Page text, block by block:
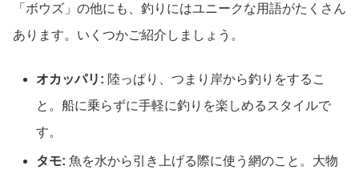
「ボウズ」の他にも、釣りにはユニークな用語がたくさん
あります。いくつかご紹介しましょう。
オカッパリ: 陸っぱり、つまり岸から釣りをするこ
と。船に乗らずに手軽に釣りを楽しめるスタイルで
す。
タモ: 魚を水から引き上げる際に使う網のこと。大物